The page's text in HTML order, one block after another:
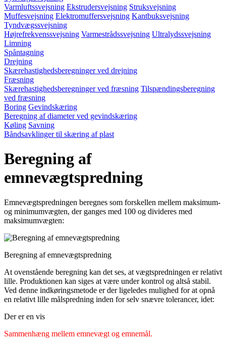
Varmluftssvejsning Ekstrudersvejsning Struksvejsning
Muffesvejsning Elektromuffersvejsning Kantbuksvejsning
Tyndvægssvejsning
Højrefrekvenssvejsning Varmestrådssvejsning Ultralydssvejsning
Limning
Spåntagning
Drejning
Skærehastighedsberegninger ved drejning
Fræsning
Skærehastighedsberegninger ved fræsning Tilspændingsberegning
ved fræsning
Boring Gevindskæring
Beregning af diameter ved gevindskæring
Køling Savning
Båndsavklinger til skæring af plast
Beregning af
emnevægtspredning
Emnevægtspredningen beregnes som forskellen mellem maksimum-
og minimumvægten, der ganges med 100 og divideres med
maksimumvægten:
Beregning af emnevægtspredning
At ovenstående beregning kan det ses, at vægtspredningen er relativt
lille. Produktionen kan siges at være under kontrol og altså stabil.
Ved denne indkøringsmetode er der ligeledes mulighed for at opnå
en relativt lille målspredning inden for selv snævre tolerancer, idet:
Der er en vis
Sammenhæng mellem emnevægt og emnemål.